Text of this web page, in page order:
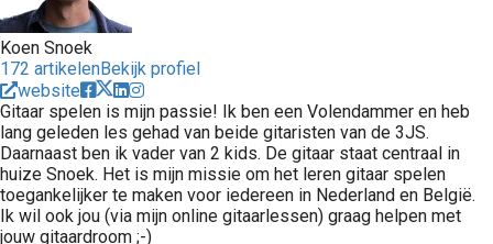
Koen Snoek
172 artikelenBekijk profiel
website
Gitaar spelen is mijn passie! Ik ben een Volendammer en heb
lang geleden les gehad van beide gitaristen van de 3JS.
Daarnaast ben ik vader van 2 kids. De gitaar staat centraal in
huize Snoek. Het is mijn missie om het leren gitaar spelen
toegankelijker te maken voor iedereen in Nederland en België.
Ik wil ook jou (via mijn online gitaarlessen) graag helpen met
jouw gitaardroom ;-)